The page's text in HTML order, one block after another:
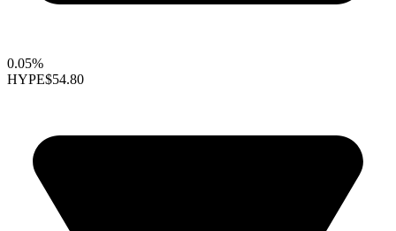
0.05%
HYPE$54.80